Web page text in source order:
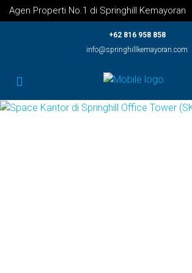
Agen Properti No.1 di Springhill Kemayoran
+62 816 958 858
info@springhillkemayoran.com